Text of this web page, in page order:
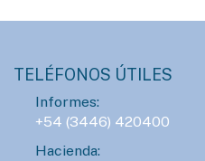
AGENDA
ConTIER convoca a
desarrollar proyectos
TELÉFONOS ÚTILES
Informes:
+54 (3446) 420400
Hacienda: